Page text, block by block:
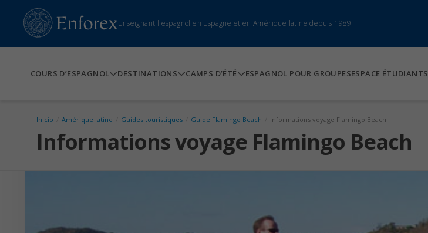
Enseignant l'espagnol en Espagne et en Amérique latine depuis 1989
COURS D’ESPAGNOL DESTINATIONS CAMPS D’ÉTÉ ESPAGNOL POUR GROUPESESPACE ÉTUDIANTS
Inicio Amérique latine Guides touristiques Guide Flamingo Beach Informations voyage Flamingo Beach
Informations voyage Flamingo Beach